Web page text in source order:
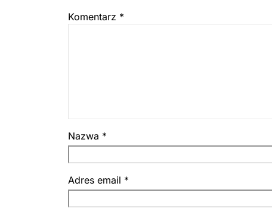
Komentarz *
Nazwa *
Adres email *